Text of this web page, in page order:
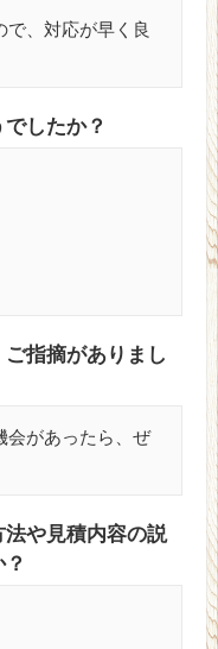
で、対応が早く良
したか？
指摘がありまし
会があったら、ぜ
や見積内容の説